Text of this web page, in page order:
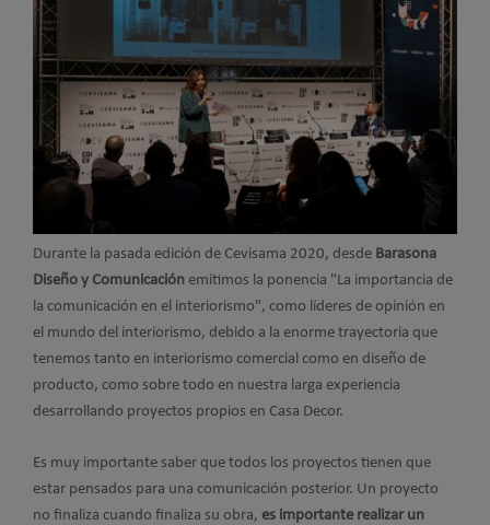
Durante la pasada edición de Cevisama 2020, desde Barasona
Diseño y Comunicación emitimos la ponencia "La importancia de
la comunicación en el interiorismo", como líderes de opinión en
el mundo del interiorismo, debido a la enorme trayectoria que
tenemos tanto en interiorismo comercial como en diseño de
producto, como sobre todo en nuestra larga experiencia
desarrollando proyectos propios en Casa Decor.
Es muy importante saber que todos los proyectos tienen que
estar pensados para una comunicación posterior. Un proyecto
no finaliza cuando finaliza su obra, es importante realizar un